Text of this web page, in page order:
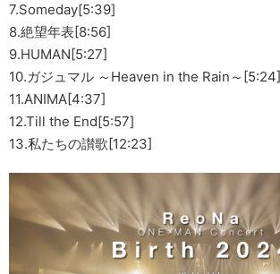
7.Someday[5:39]
8.絶望年表[8:56]
9.HUMAN[5:27]
10.ガジュマル ～Heaven in the Rain～[5:24]
11.ANIMA[4:37]
12.Till the End[5:57]
13.私たちの讃歌[12:23]